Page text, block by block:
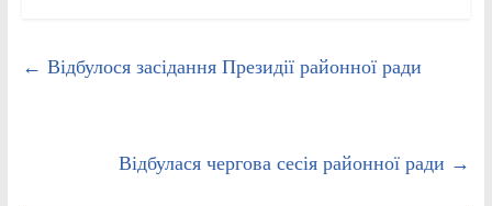
← Відбулося засідання Президії районної ради
Відбулася чергова сесія районної ради →